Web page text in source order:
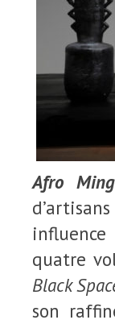
Afro
quatre
Black
son